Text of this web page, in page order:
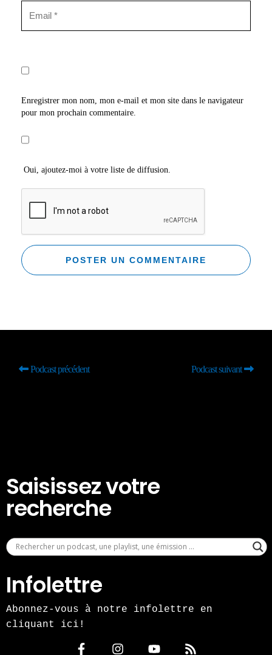
Enregistrer mon nom, mon e-mail et mon site dans le navigateur
pour mon prochain commentaire.
Oui, ajoutez-moi à votre liste de diffusion.
Podcast précédent Podcast suivant
Saisissez votre
recherche
Infolettre
Abonnez-vous à notre infolettre en
cliquant ici!